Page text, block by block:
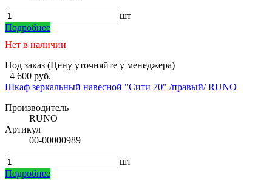
шт
Подробнее
Нет в наличии
Под заказ (Цену уточняйте у менеджера)
4 600 руб.
Шкаф зеркальный навесной "Сити 70" /правый/ RUNO
Производитель
RUNO
Артикул
00-00000989
шт
Подробнее